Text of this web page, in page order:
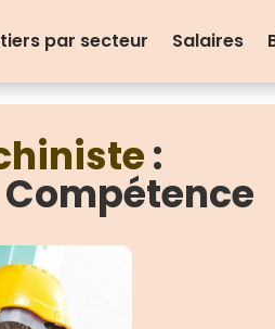
par secteur Salaires
: